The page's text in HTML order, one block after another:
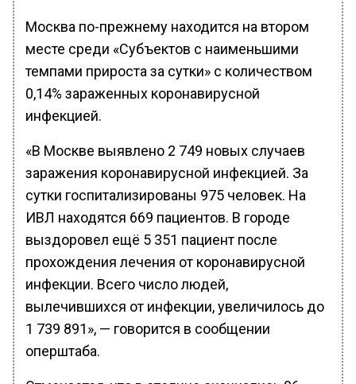
Москва по-прежнему находится на втором
месте среди «Субъектов с наименьшими
темпами прироста за сутки» с количеством
0,14% зараженных коронавирусной
инфекцией.
«В Москве выявлено 2 749 новых случаев
заражения коронавирусной инфекцией. За
сутки госпитализированы 975 человек. На
ИВЛ находятся 669 пациентов. В городе
выздоровел ещё 5 351 пациент после
прохождения лечения от коронавирусной
инфекции. Всего число людей,
вылечившихся от инфекции, увеличилось до
1 739 891», — говорится в сообщении
оперштаба.